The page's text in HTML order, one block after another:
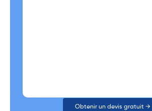
Obtenir un devis gratuit →